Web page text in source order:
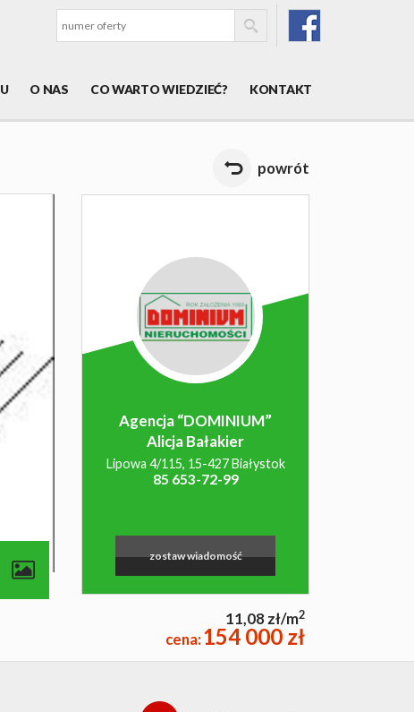
O NAS CO WARTO WIEDZIEĆ? KONTAKT
powrót
Agencja “DOMINIUM”
Alicja Bałakier
Lipowa 4/115, 15-427 Białystok
85 653-72-99
zostaw wiadomość
11,08 zł/m2
cena:154 000 zł